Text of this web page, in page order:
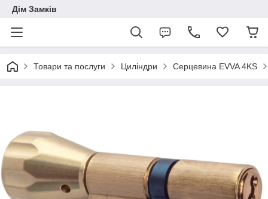
Дім Замків
Товари та послуги Циліндри Серцевина EVVA 4KS